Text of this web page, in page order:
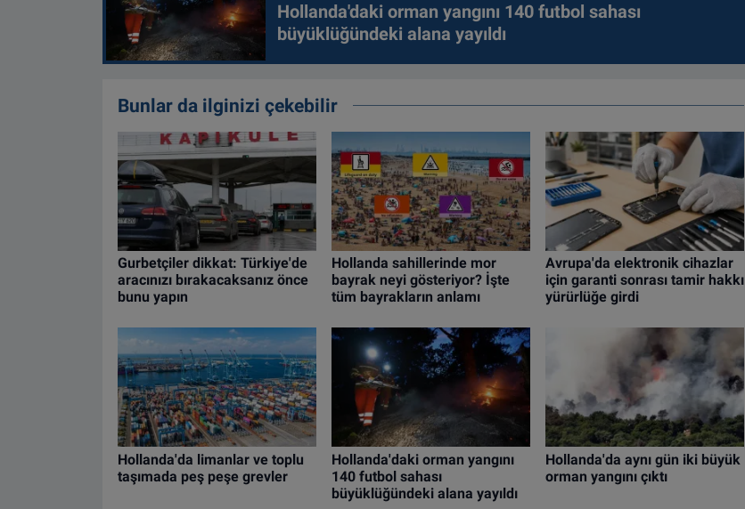
Hollanda'daki orman yangını 140 futbol sahası
büyüklüğündeki alana yayıldı
Bunlar da ilginizi çekebilir
Gurbetçiler dikkat: Türkiye'de
aracınızı bırakacaksanız önce
bunu yapın
Hollanda sahillerinde mor
bayrak neyi gösteriyor? İşte
tüm bayrakların anlamı
Avrupa'da elektronik cihazlar
için garanti sonrası tamir hakkı
yürürlüğe girdi
Hollanda'da limanlar ve toplu
taşımada peş peşe grevler
Hollanda'daki orman yangını
140 futbol sahası
büyüklüğündeki alana yayıldı
Hollanda'da aynı gün iki büyük
orman yangını çıktı